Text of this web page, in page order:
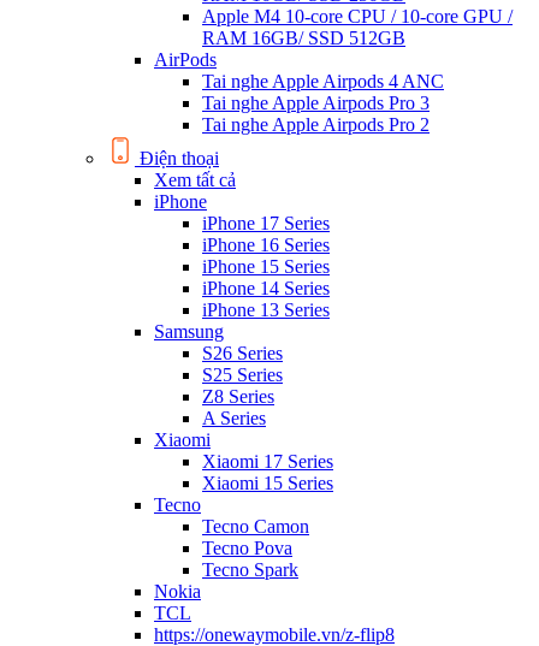
Apple M4 10-core CPU / 10-core GPU /
RAM 16GB/ SSD 512GB
AirPods
Tai nghe Apple Airpods 4 ANC
Tai nghe Apple Airpods Pro 3
Tai nghe Apple Airpods Pro 2
Điện thoại
Xem tất cả
iPhone
iPhone 17 Series
iPhone 16 Series
iPhone 15 Series
iPhone 14 Series
iPhone 13 Series
Samsung
S26 Series
S25 Series
Z8 Series
A Series
Xiaomi
Xiaomi 17 Series
Xiaomi 15 Series
Tecno
Tecno Camon
Tecno Pova
Tecno Spark
Nokia
TCL
https://onewaymobile.vn/z-flip8